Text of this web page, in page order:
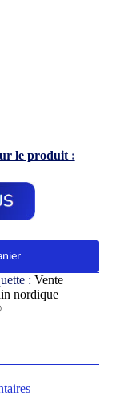
le produit :
: Vente
nordique